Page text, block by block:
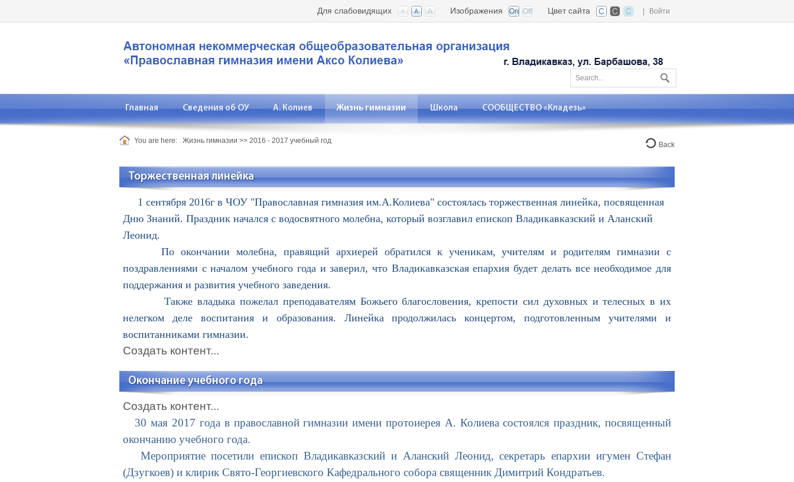
Войти
Цвет сайта
Изображения
Для слабовидящих
Главная Сведения об ОУ А. Колиев Жизнь гимназии Школа СООБЩЕСТВО «Кладезь»
You are here: Жизнь гимназии >> 2016 - 2017 учебный год Back
Торжественная линейка
1 сентября 2016г в ЧОУ "Православная гимназия им.А.Колиева" состоялась торжественная линейка, посвященная
Дню Знаний. Праздник начался с водосвятного молебна, который возглавил епископ Владикавказский и Аланский
Леонид.
По окончании молебна, правящий архиерей обратился к ученикам, учителям и родителям гимназии с
поздравлениями с началом учебного года и заверил, что Владикавказская епархия будет делать все необходимое для
поддержания и развития учебного заведения.
Также владыка пожелал преподавателям Божьего благословения, крепости сил духовных и телесных в их
нелегком деле воспитания и образования. Линейка продолжилась концертом, подготовленным учителями и
воспитанниками гимназии.
Создать контент...
Окончание учебного года
Создать контент...
30 мая 2017 года в православной гимназии имени протоиерея А. Колиева состоялся праздник, посвященный
окончанию учебного года.
Мероприятие посетили епископ Владикавказский и Аланский Леонид, секретарь епархии игумен Стефан
(Дзугкоев) и клирик Свято-Георгиевского Кафедрального собора священник Димитрий Кондратьев.